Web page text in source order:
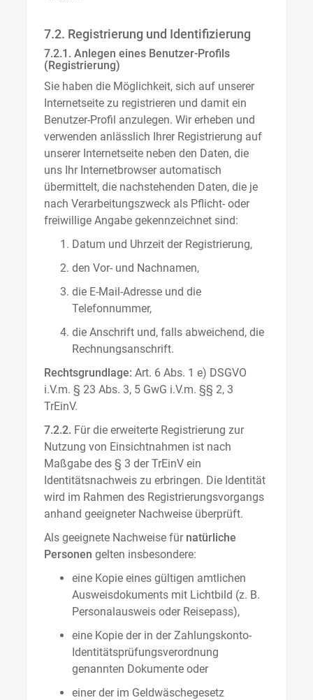
7.2. Registrierung und Identifizierung
7.2.1. Anlegen eines Benutzer-Profils
(Registrierung)
Sie haben die Möglichkeit, sich auf unserer
Internetseite zu registrieren und damit ein
Benutzer-Profil anzulegen. Wir erheben und
verwenden anlässlich Ihrer Registrierung auf
unserer Internetseite neben den Daten, die
uns Ihr Internetbrowser automatisch
übermittelt, die nachstehenden Daten, die je
nach Verarbeitungszweck als Pflicht- oder
freiwillige Angabe gekennzeichnet sind:
Datum und Uhrzeit der Registrierung,
den Vor- und Nachnamen,
die E-Mail-Adresse und die
Telefonnummer,
die Anschrift und, falls abweichend, die
Rechnungsanschrift.
Rechtsgrundlage: Art. 6 Abs. 1 e) DSGVO
i.V.m. § 23 Abs. 3, 5 GwG i.V.m. §§ 2, 3
TrEinV.
7.2.2. Für die erweiterte Registrierung zur
Nutzung von Einsichtnahmen ist nach
Maßgabe des § 3 der TrEinV ein
Identitätsnachweis zu erbringen. Die Identität
wird im Rahmen des Registrierungsvorgangs
anhand geeigneter Nachweise überprüft.
Als geeignete Nachweise für natürliche
Personen gelten insbesondere:
eine Kopie eines gültigen amtlichen
Ausweisdokuments mit Lichtbild (z. B.
Personalausweis oder Reisepass),
eine Kopie der in der Zahlungskonto-
Identitätsprüfungsverordnung
genannten Dokumente oder
einer der im Geldwäschegesetz